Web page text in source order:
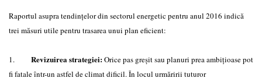
Raportul asupra tendinţelor din sectorul energetic pentru anul 2016 indică
trei măsuri utile pentru trasarea unui plan eficient:
1. Revizuirea strategiei:Orice pas greşit sau planuri prea ambiţioase pot
fi fatale într-un astfel de climat dificil. În locul urmăririi tuturor